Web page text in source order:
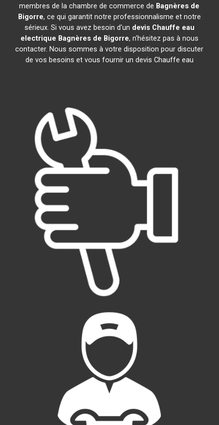
membres de la chambre de commerce de Bagnères de
Bigorre, ce qui garantit notre professionnalisme et notre
sérieux. Si vous avez besoin d'un devis Chauffe eau
electrique Bagnères de Bigorre, n'hésitez pas à nous
contacter. Nous sommes à votre disposition pour discuter
de vos besoins et vous fournir un devis Chauffe eau